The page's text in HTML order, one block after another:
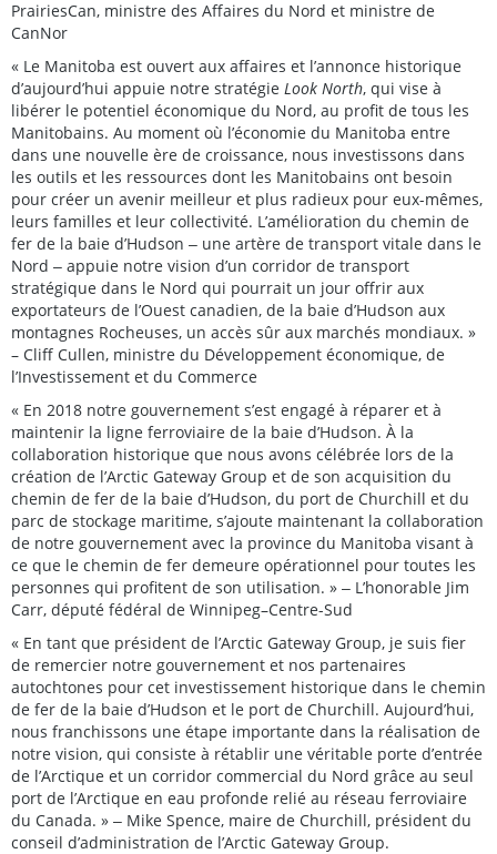
PrairiesCan, ministre des Affaires du Nord et ministre de
CanNor
« Le Manitoba est ouvert aux affaires et l’annonce historique
d’aujourd’hui appuie notre stratégie Look North, qui vise à
libérer le potentiel économique du Nord, au profit de tous les
Manitobains. Au moment où l’économie du Manitoba entre
dans une nouvelle ère de croissance, nous investissons dans
les outils et les ressources dont les Manitobains ont besoin
pour créer un avenir meilleur et plus radieux pour eux-mêmes,
leurs familles et leur collectivité. L’amélioration du chemin de
fer de la baie d’Hudson ‒ une artère de transport vitale dans le
Nord ‒ appuie notre vision d’un corridor de transport
stratégique dans le Nord qui pourrait un jour offrir aux
exportateurs de l’Ouest canadien, de la baie d’Hudson aux
montagnes Rocheuses, un accès sûr aux marchés mondiaux. »
– Cliff Cullen, ministre du Développement économique, de
l’Investissement et du Commerce
« En 2018 notre gouvernement s’est engagé à réparer et à
maintenir la ligne ferroviaire de la baie d’Hudson. À la
collaboration historique que nous avons célébrée lors de la
création de l’Arctic Gateway Group et de son acquisition du
chemin de fer de la baie d’Hudson, du port de Churchill et du
parc de stockage maritime, s’ajoute maintenant la collaboration
de notre gouvernement avec la province du Manitoba visant à
ce que le chemin de fer demeure opérationnel pour toutes les
personnes qui profitent de son utilisation. » ‒ L’honorable Jim
Carr, député fédéral de Winnipeg–Centre-Sud
« En tant que président de l’Arctic Gateway Group, je suis fier
de remercier notre gouvernement et nos partenaires
autochtones pour cet investissement historique dans le chemin
de fer de la baie d’Hudson et le port de Churchill. Aujourd’hui,
nous franchissons une étape importante dans la réalisation de
notre vision, qui consiste à rétablir une véritable porte d’entrée
de l’Arctique et un corridor commercial du Nord grâce au seul
port de l’Arctique en eau profonde relié au réseau ferroviaire
du Canada. » ‒ Mike Spence, maire de Churchill, président du
conseil d’administration de l’Arctic Gateway Group.